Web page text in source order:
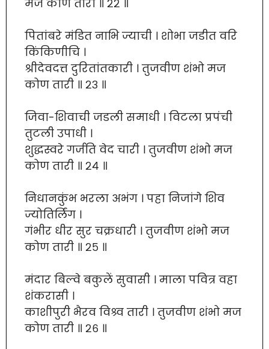
मज कोण तारी ॥ २२ ॥
पितांबरे मंडित नाभि ज्याची । शोभा जडीत वरि
किंकिणीचि ।
श्रीदेवदत्त दुरितांतकारी । तुजवीण शंभो मज
कोण तारी ॥ २३ ॥
जिवा-शिवाची जडली समाधी । विटला प्रपंची
तुटली उपाधी ।
शुद्धस्वरे गर्जति वेद चारी । तुजवीण शंभो मज
कोण तारी ॥ २४ ॥
निधानकुंभ भरला अभंग । पहा निजांगे शिव
ज्योतिर्लिंग ।
गंभीर धीर सुर चक्रधारी । तुजवीण शंभो मज
कोण तारी ॥ २५ ॥
मंदार बिल्वे बकुलें सुवासी । माला पवित्र वहा
शंकरासी ।
काशीपुरी भैरव विश्र्व तारी । तुजवीण शंभो मज
कोण तारी ॥ २६ ॥